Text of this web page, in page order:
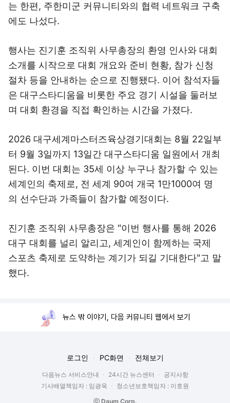
는 한편, 주한미군 커뮤니티와의 협력 네트워크 구축
에도 나섰다.
행사는 진기훈 조직위 사무총장의 환영 인사와 대회
소개를 시작으로 대회 개요와 준비 현황, 참가 신청
절차 등을 안내하는 순으로 진행됐다. 이어 참석자들
은 대구스타디움을 비롯한 주요 경기 시설을 둘러보
며 대회 환경을 직접 확인하는 시간을 가졌다.
2026 대구세계마스터즈육상경기대회는 8월 22일부
터 9월 3일까지 13일간 대구스타디움 일원에서 개최
된다. 이번 대회는 35세 이상 누구나 참가할 수 있는
세계인의 축제로, 전 세계 90여 개국 1만1000여 명
의 선수단과 가족들이 참가할 예정이다.
진기훈 조직위 사무총장은 "이번 행사를 통해 2026
대구 대회를 널리 알리고, 세계인이 함께하는 국제
스포츠 축제로 도약하는 계기가 되길 기대한다"고 말
했다.
뉴스 밖 이야기, 다음 커뮤니티 웹에서 보기
로그인 PC화면 전체보기
다음뉴스 서비스안내 24시간 뉴스센터
공지사항
기사배열책임자 : 임광욱
청소년보호책임자 : 이호원
ⓒ Daum Corp.